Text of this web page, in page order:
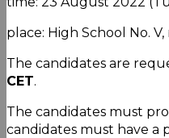
place: High School No.
The candidates are
CET.
The candidates must
candidates must have a